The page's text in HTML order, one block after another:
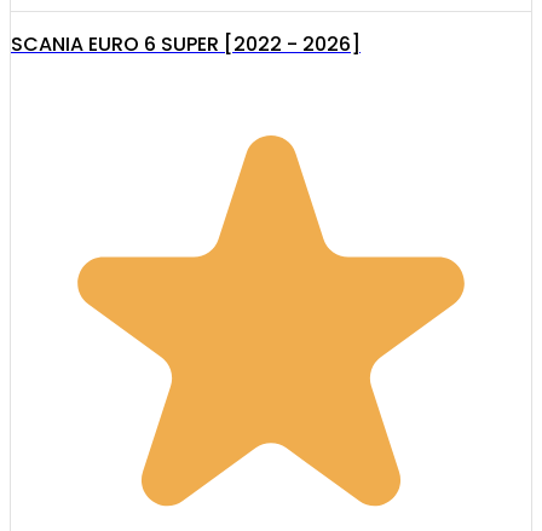
SCANIA EURO 6 SUPER [2022 - 2026]